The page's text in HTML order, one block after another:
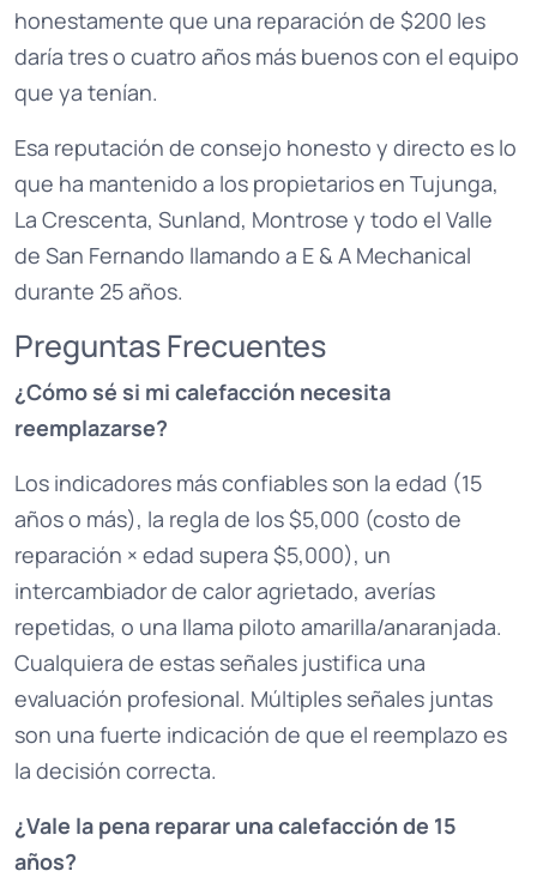
honestamente que una reparación de $200 les
daría tres o cuatro años más buenos con el equipo
que ya tenían.
Esa reputación de consejo honesto y directo es lo
que ha mantenido a los propietarios en Tujunga,
La Crescenta, Sunland, Montrose y todo el Valle
de San Fernando llamando a E & A Mechanical
durante 25 años.
Preguntas Frecuentes
¿Cómo sé si mi calefacción necesita
reemplazarse?
Los indicadores más confiables son la edad (15
años o más), la regla de los $5,000 (costo de
reparación × edad supera $5,000), un
intercambiador de calor agrietado, averías
repetidas, o una llama piloto amarilla/anaranjada.
Cualquiera de estas señales justifica una
evaluación profesional. Múltiples señales juntas
son una fuerte indicación de que el reemplazo es
la decisión correcta.
¿Vale la pena reparar una calefacción de 15
años?